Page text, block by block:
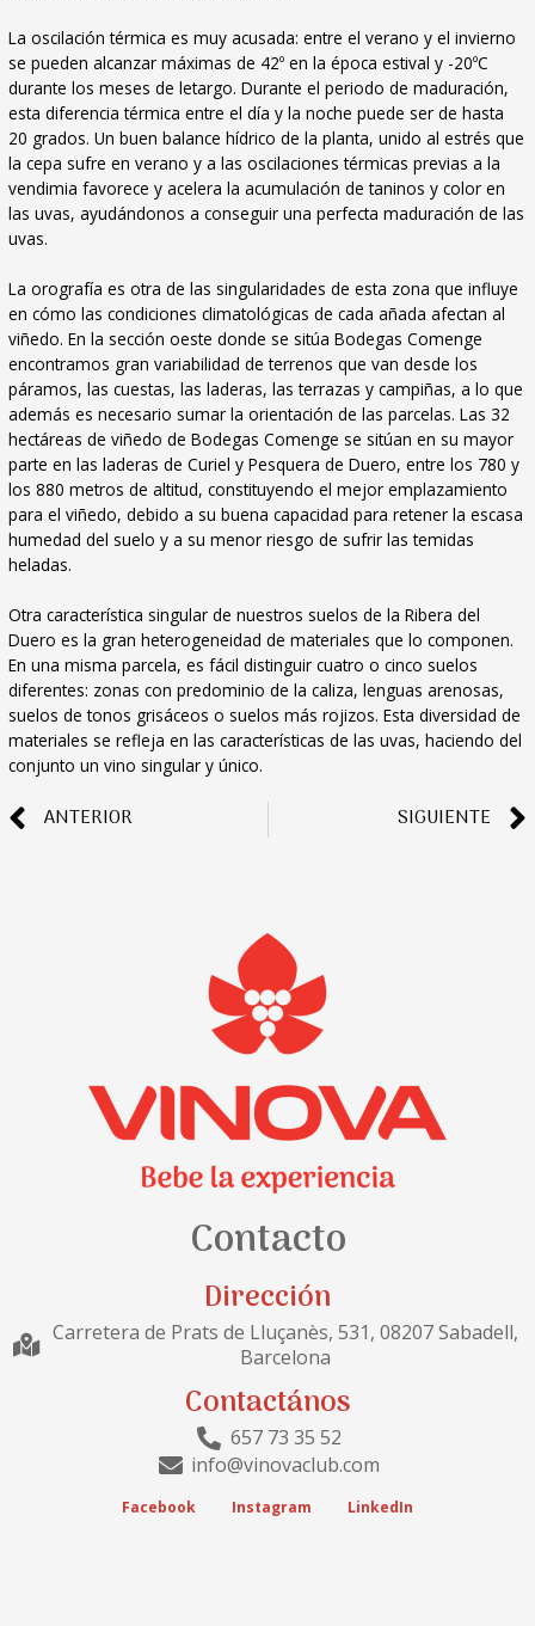
La oscilación térmica es muy acusada: entre el verano y el invierno
se pueden alcanzar máximas de 42º en la época estival y -20ºC
durante los meses de letargo. Durante el periodo de maduración,
esta diferencia térmica entre el día y la noche puede ser de hasta
20 grados. Un buen balance hídrico de la planta, unido al estrés que
la cepa sufre en verano y a las oscilaciones térmicas previas a la
vendimia favorece y acelera la acumulación de taninos y color en
las uvas, ayudándonos a conseguir una perfecta maduración de las
uvas.
La orografía es otra de las singularidades de esta zona que influye
en cómo las condiciones climatológicas de cada añada afectan al
viñedo. En la sección oeste donde se sitúa Bodegas Comenge
encontramos gran variabilidad de terrenos que van desde los
páramos, las cuestas, las laderas, las terrazas y campiñas, a lo que
además es necesario sumar la orientación de las parcelas. Las 32
hectáreas de viñedo de Bodegas Comenge se sitúan en su mayor
parte en las laderas de Curiel y Pesquera de Duero, entre los 780 y
los 880 metros de altitud, constituyendo el mejor emplazamiento
para el viñedo, debido a su buena capacidad para retener la escasa
humedad del suelo y a su menor riesgo de sufrir las temidas
heladas.
Otra característica singular de nuestros suelos de la Ribera del
Duero es la gran heterogeneidad de materiales que lo componen.
En una misma parcela, es fácil distinguir cuatro o cinco suelos
diferentes: zonas con predominio de la caliza, lenguas arenosas,
suelos de tonos grisáceos o suelos más rojizos. Esta diversidad de
materiales se refleja en las características de las uvas, haciendo del
conjunto un vino singular y único.
ANTERIOR SIGUIENTE
Contacto
Dirección
Carretera de Prats de Lluçanès, 531, 08207 Sabadell,
Barcelona
Contactános
657 73 35 52
info@vinovaclub.com
Facebook Instagram LinkedIn